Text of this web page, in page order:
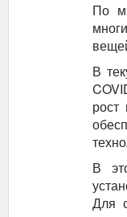
По
В
рост
В
Для